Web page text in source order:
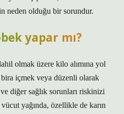
neden olduğu bir sorundur.
yapar mı?
olmak üzere kilo alımına yol
içmek veya düzenli olarak
diğer sağlık sorunları riskinizi
yağında, özellikle de karın